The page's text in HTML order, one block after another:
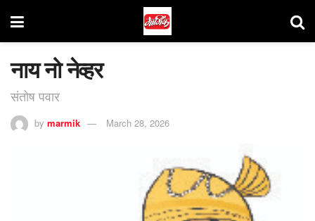
नाय नो नेव्हर
संतोष पवार
by marmik March 28, 2026